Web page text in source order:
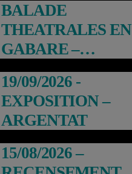
BALADE
THEATRALES EN
GABARE –
ARGENTAT
19/09/2026 -
EXPOSITION –
ARGENTAT
15/08/2026 –